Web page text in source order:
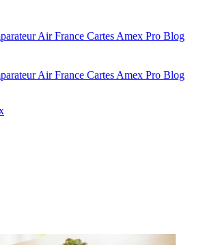
Air France Cartes Amex Pro Blog
Air France Cartes Amex Pro Blog